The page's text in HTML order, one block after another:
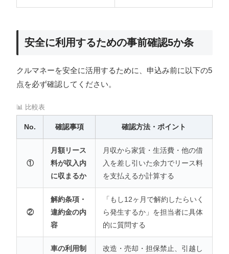
安全に利用するための事前確認5か条
クルマネーを安全に活用するために、申込み前に以下の5
点を必ず確認してください。
📊 比較表
No. 確認事項 確認方法・ポイント
①
月額リース
料が収入内
に収まるか
月収から家賃・生活費・他の借
入を差し引いた余力でリース料
を支払えるか計算する
②
解約条項・
違約金の内
容
「もし12ヶ月で解約したらいく
ら発生するか」を担当者に具体
的に質問する
車の利用制 改造・売却・担保禁止、引越し